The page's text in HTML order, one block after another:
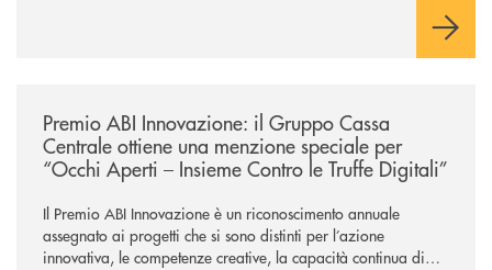
Premio ABI Innovazione: il Gruppo Cassa
Centrale ottiene una menzione speciale per
“Occhi Aperti – Insieme Contro le Truffe Digitali”
Il Premio ABI Innovazione è un riconoscimento annuale
assegnato ai progetti che si sono distinti per l’azione
innovativa, le competenze creative, la capacità continua di